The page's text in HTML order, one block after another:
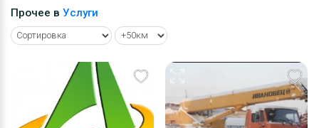
Прочее в Услуги